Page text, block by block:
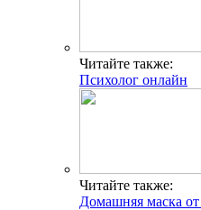
Читайте также:
Психолог онлайн
Читайте также:
Домашняя маска